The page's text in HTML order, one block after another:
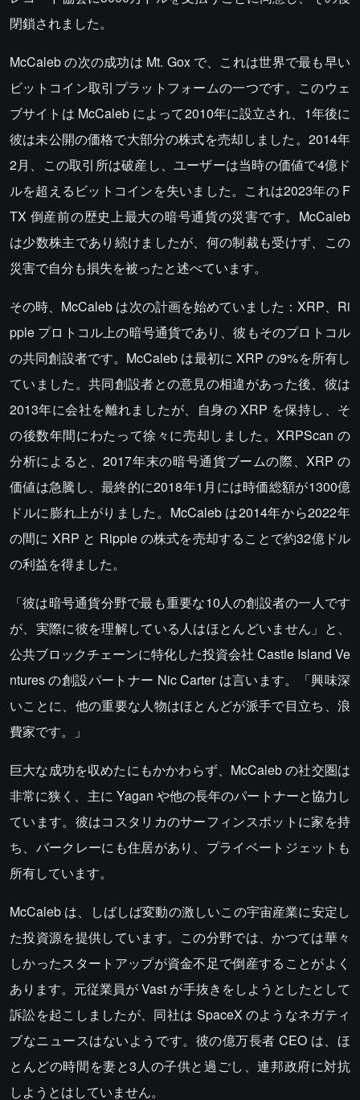
閉鎖されました。
McCaleb の次の成功は Mt. Gox で、これは世界で最も早い
ビットコイン取引プラットフォームの一つです。このウェ
ブサイトは McCaleb によって2010年に設立され、1年後に
彼は未公開の価格で大部分の株式を売却しました。2014年
2月、この取引所は破産し、ユーザーは当時の価値で4億ド
ルを超えるビットコインを失いました。これは2023年の F
TX 倒産前の歴史上最大の暗号通貨の災害です。McCaleb
は少数株主であり続けましたが、何の制裁も受けず、この
災害で自分も損失を被ったと述べています。
その時、McCaleb は次の計画を始めていました：XRP、Ri
pple プロトコル上の暗号通貨であり、彼もそのプロトコル
の共同創設者です。McCaleb は最初に XRP の9%を所有し
ていました。共同創設者との意見の相違があった後、彼は
2013年に会社を離れましたが、自身の XRP を保持し、そ
の後数年間にわたって徐々に売却しました。XRPScan の
分析によると、2017年末の暗号通貨ブームの際、XRP の
価値は急騰し、最終的に2018年1月には時価総額が1300億
ドルに膨れ上がりました。McCaleb は2014年から2022年
の間に XRP と Ripple の株式を売却することで約32億ドル
の利益を得ました。
「彼は暗号通貨分野で最も重要な10人の創設者の一人です
が、実際に彼を理解している人はほとんどいません」と、
公共ブロックチェーンに特化した投資会社 Castle Island Ve
ntures の創設パートナー Nic Carter は言います。「興味深
いことに、他の重要な人物はほとんどが派手で目立ち、浪
費家です。」
巨大な成功を収めたにもかかわらず、McCaleb の社交圏は
非常に狭く、主に Yagan や他の長年のパートナーと協力し
ています。彼はコスタリカのサーフィンスポットに家を持
ち、バークレーにも住居があり、プライベートジェットも
所有しています。
McCaleb は、しばしば変動の激しいこの宇宙産業に安定し
た投資源を提供しています。この分野では、かつては華々
しかったスタートアップが資金不足で倒産することがよく
あります。元従業員が Vast が手抜きをしようとしたとして
訴訟を起こしましたが、同社は SpaceX のようなネガティ
ブなニュースはないようです。彼の億万長者 CEO は、ほ
とんどの時間を妻と3人の子供と過ごし、連邦政府に対抗
しようとはしていません。